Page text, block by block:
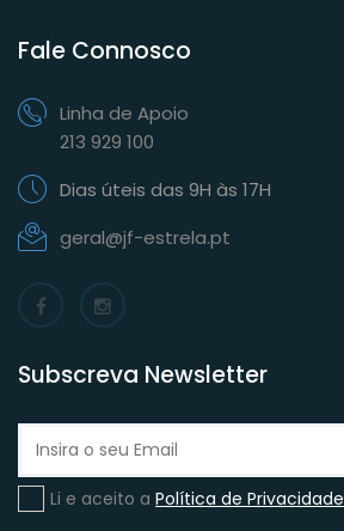
Fale Connosco
Linha de Apoio
213 929 100
Dias úteis das 9H às 17H
geral@jf-estrela.pt
Subscreva Newsletter
Li e aceito a Política de Privacidade